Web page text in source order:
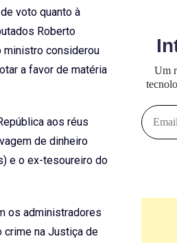
voto quanto à
Roberto
ministro considerou
a favor de matéria
aos réus
de dinheiro
e o ex-tesoureiro do
os administradores
crime na Justiça de